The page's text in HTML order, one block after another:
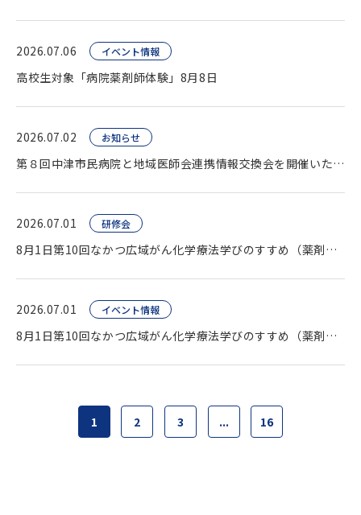
2026.07.06 イベント情報
高校生対象「病院薬剤師体験」8月8日
2026.07.02 お知らせ
第８回中津市民病院と地域医師会連携情報交換会を開催いたしました。
2026.07.01 研修会
8月1日第10回なかつ広域がん化学療法学びのすすめ（薬剤師向け研修会）開催します。
2026.07.01 イベント情報
8月1日第10回なかつ広域がん化学療法学びのすすめ（薬剤師向け研修会）開催します。
1 2 3 ... 16